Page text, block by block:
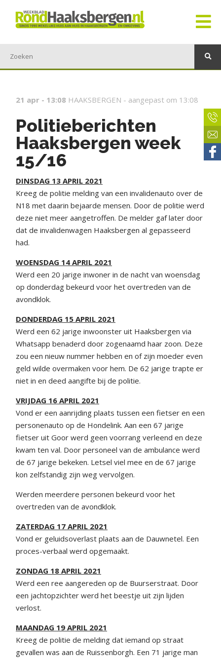
21 apr - 13:08 HAAKSBERGEN - aangepast om 13:08
Politieberichten
Haaksbergen week
15/16
DINSDAG 13 APRIL 2021
Kreeg de politie melding van een invalidenauto over de
N18 met daarin bejaarde mensen. Door de politie werd
deze niet meer aangetroffen. De melder gaf later door
dat de invalidenwagen Haaksbergen al gepasseerd
had.
WOENSDAG 14 APRIL 2021
Werd een 20 jarige inwoner in de nacht van woensdag
op donderdag bekeurd voor het overtreden van de
avondklok.
DONDERDAG 15 APRIL 2021
Werd een 62 jarige inwoonster uit Haaksbergen via
Whatsapp benaderd door zogenaamd haar zoon. Deze
zou een nieuw nummer hebben en of zijn moeder even
geld wilde overmaken voor hem. De 62 jarige trapte er
niet in en deed aangifte bij de politie.
VRIJDAG 16 APRIL 2021
Vond er een aanrijding plaats tussen een fietser en een
personenauto op de Hondelink. Aan een 67 jarige
fietser uit Goor werd geen voorrang verleend en deze
kwam ten val. Door personeel van de ambulance werd
de 67 jarige bekeken. Letsel viel mee en de 67 jarige
kon zelfstandig zijn weg vervolgen.
Werden meerdere personen bekeurd voor het
overtreden van de avondklok.
ZATERDAG 17 APRIL 2021
Vond er geluidsoverlast plaats aan de Dauwnetel. Een
proces-verbaal werd opgemaakt.
ZONDAG 18 APRIL 2021
Werd een ree aangereden op de Buurserstraat. Door
een jachtopzichter werd het beestje uit zijn lijden
verlost.
MAANDAG 19 APRIL 2021
Kreeg de politie de melding dat iemand op straat
gevallen was aan de Ruissenborgh. Een 71 jarige man